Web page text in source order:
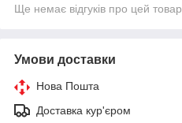
Ще немає відгуків про цей товар
Умови доставки
Нова Пошта
Доставка кур'єром